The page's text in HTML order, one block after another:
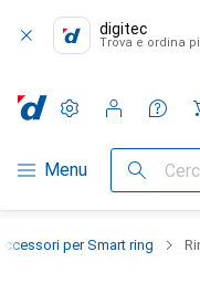
digitec
Trova e ordina
Categoria Navigazione
Menu Cerca
Impostazioni
Conto cliente
Liste di confronto
Liste dei desideri
Carrello
per Smart ring